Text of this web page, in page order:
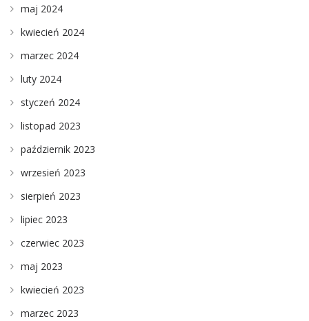
maj 2024
kwiecień 2024
marzec 2024
luty 2024
styczeń 2024
listopad 2023
październik 2023
wrzesień 2023
sierpień 2023
lipiec 2023
czerwiec 2023
maj 2023
kwiecień 2023
marzec 2023